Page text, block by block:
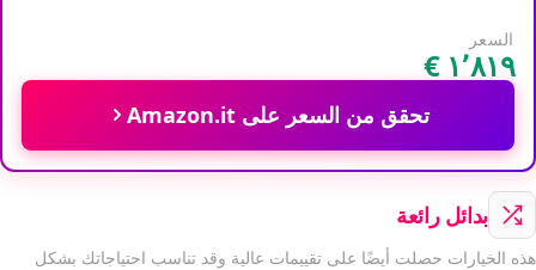
السعر
تحقق من السعر على Amazon.it
بدائل رائعة
هذه الخيارات حصلت أيضًا على تقييمات عالية وقد تناسب احتياجاتك بشكل